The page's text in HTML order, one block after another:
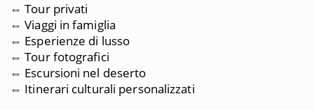
⇔ Tour privati
⇔ Viaggi in famiglia
⇔ Esperienze di lusso
⇔ Tour fotografici
⇔ Escursioni nel deserto
⇔ Itinerari culturali personalizzati